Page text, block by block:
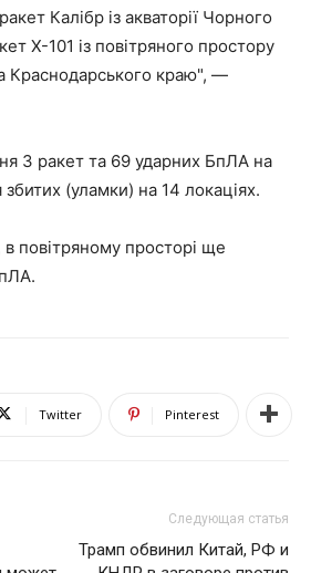
Калібр із акваторії Чорного
Х-101 із повітряного простору
Краснодарського краю", —
3 ракет та 69 ударних БпЛА на
збитих (уламки) на 14 локаціях.
в повітряному просторі ще
Twitter Pinterest
Следующая статья
Трамп обвинил Китай, РФ и